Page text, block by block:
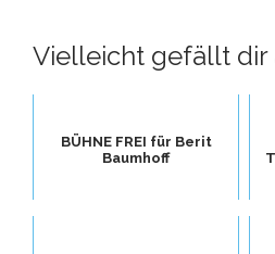
Vielleicht gefällt dir
BÜHNE FREI für Berit
Baumhoff